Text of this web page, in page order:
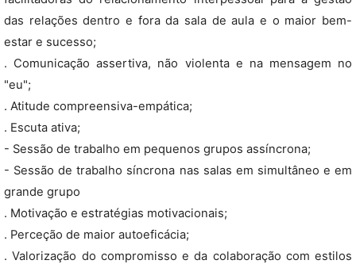
das relações dentro e fora da sala de aula e o maior bem-
estar e sucesso;
. Comunicação assertiva, não violenta e na mensagem no
"eu";
. Atitude compreensiva-empática;
. Escuta ativa;
- Sessão de trabalho em pequenos grupos assíncrona;
- Sessão de trabalho síncrona nas salas em simultâneo e em
grande grupo
. Motivação e estratégias motivacionais;
. Perceção de maior autoeficácia;
. Valorização do compromisso e da colaboração com estilos